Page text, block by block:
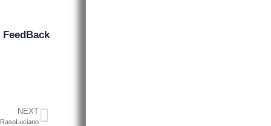
FeedBack
NEXT